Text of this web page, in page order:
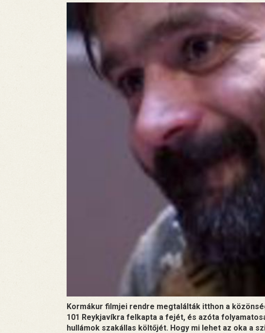
Kormákur filmjei rendre megtalálták itthon a
101 Reykjavíkra felkapta a fejét, és azóta
hullámok szakállas költőjét. Hogy mi lehet az oka a